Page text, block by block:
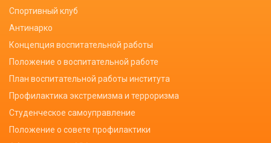
Спортивный клуб
Антинарко
Концепция воспитательной работы
Положение о воспитательной работе
План воспитательной работы института
Профилактика экстремизма и терроризма
Студенческое самоуправление
Положение о совете профилактики